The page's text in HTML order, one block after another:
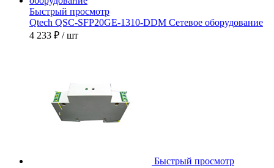
Быстрый просмотр
Qtech QSC-SFP20GE-1310-DDM Сетевое оборудование
4 233 ₽ / шт
Быстрый просмотр